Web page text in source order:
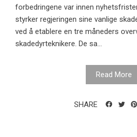
forbedringene var innen
styrker regjeringen sine vanlige
ved å etablere en tre måneders
skadedyrteknikere. De sa...
Read More
SHARE